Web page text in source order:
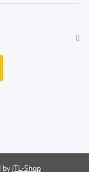
by JTL-Shop